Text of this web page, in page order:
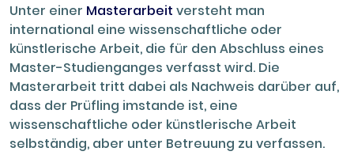
Unter einer Masterarbeit versteht man
international eine wissenschaftliche oder
künstlerische Arbeit, die für den Abschluss eines
Master-Studienganges verfasst wird. Die
Masterarbeit tritt dabei als Nachweis darüber auf,
dass der Prüfling imstande ist, eine
wissenschaftliche oder künstlerische Arbeit
selbständig, aber unter Betreuung zu verfassen.